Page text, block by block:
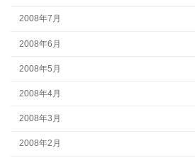
2008年7月
2008年6月
2008年5月
2008年4月
2008年3月
2008年2月